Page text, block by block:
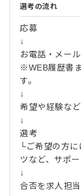
選考の流れ
応募
↓
お電話・メー
※WEB履歴書
す。
↓
希望や経験な
↓
選考
└ご希望の方
ツなど、サポ
↓
合否を求人担